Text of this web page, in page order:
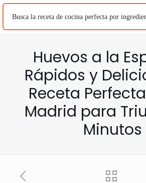
Huevos a la
Rápidos y
Receta
Madrid para
Minutos